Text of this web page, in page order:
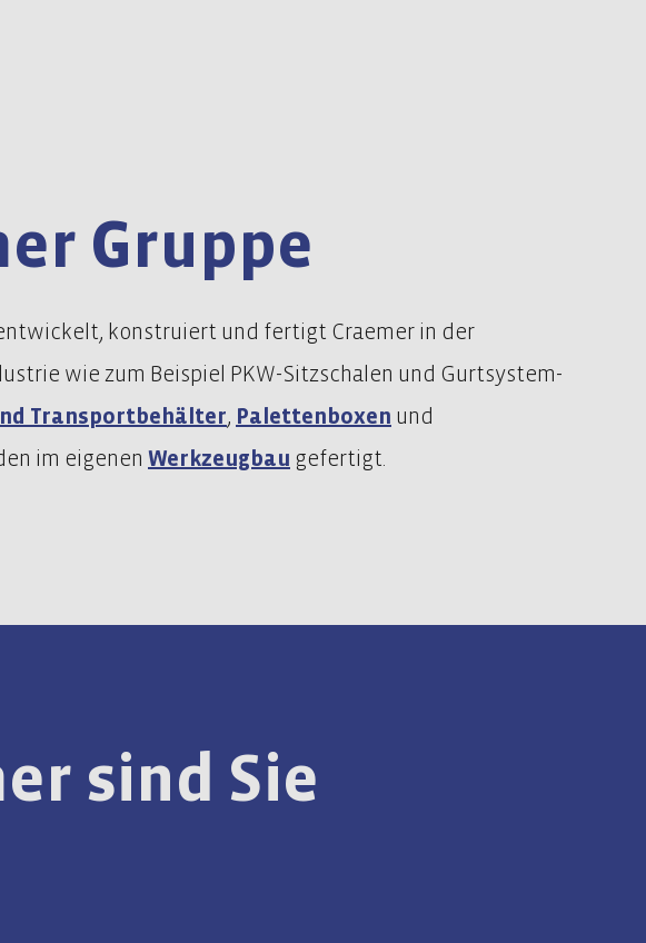
Gruppe
konstruiert und fertigt Craemer in der
wie zum Beispiel PKW-Sitzschalen und Gurtsystem-
Transportbehälter, Palettenboxen und
im eigenen Werkzeugbau gefertigt.
sind Sie